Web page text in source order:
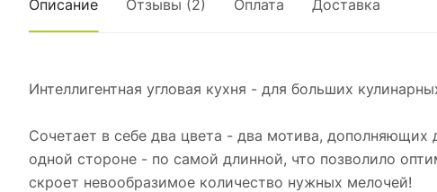
Описание Отзывы (2) Оплата Доставка
Интеллигентная угловая кухня - для больших
Сочетает в себе два цвета - два мотива,
одной стороне - по самой длинной, что позволило
скроет невообразимое количество нужных мелочей!